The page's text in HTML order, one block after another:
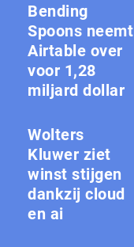
Bending
Spoons neemt
Airtable over
voor 1,28
miljard dollar
Wolters
Kluwer ziet
winst stijgen
dankzij cloud
en ai